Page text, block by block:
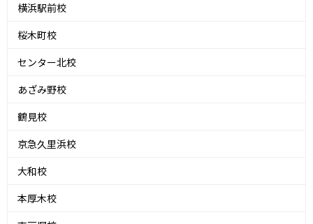
横浜駅前校
桜木町校
センター北校
あざみ野校
鶴見校
京急久里浜校
大和校
本厚木校